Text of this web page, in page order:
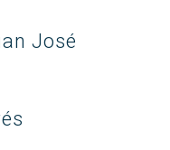
José